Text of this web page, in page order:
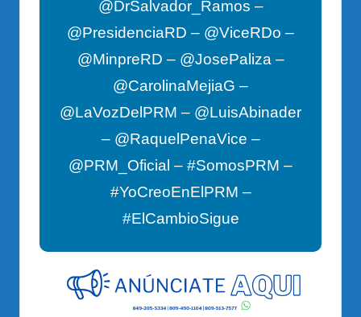
@DrSalvador_Ramos –
@PresidenciaRD – @ViceRDo –
@MinpreRD – @JosePaliza –
@CarolinaMejiaG –
@LaVozDelPRM – @LuisAbinader
– @RaquelPenaVice –
@PRM_Oficial – #SomosPRM –
#YoCreoEnElPRM –
#ElCambioSigue